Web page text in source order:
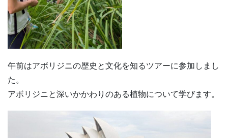
午前はアボリジニの歴史と文化を知るツアーに参加しまし
た。
アボリジニと深いかかわりのある植物について学びます。